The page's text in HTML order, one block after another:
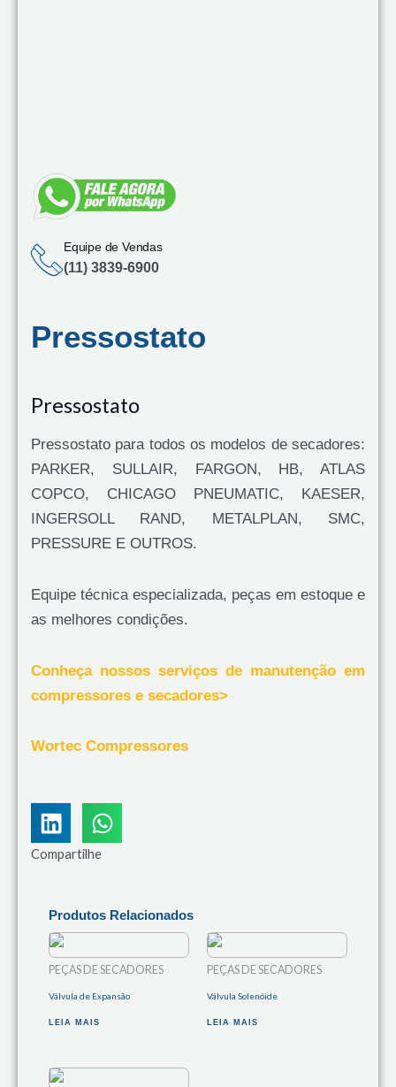
Equipe de Vendas
(11) 3839-6900
Pressostato
Pressostato
Pressostato para todos os modelos de secadores:
PARKER, SULLAIR, FARGON, HB, ATLAS
COPCO, CHICAGO PNEUMATIC, KAESER,
INGERSOLL RAND, METALPLAN, SMC,
PRESSURE E OUTROS.
Equipe técnica especializada, peças em estoque e
as melhores condições.
Conheça nossos serviços de manutenção em
compressores e secadores>
Wortec Compressores
Compartilhe
Produtos Relacionados
PEÇAS DE SECADORES
Válvula de Expansão
LEIA MAIS
PEÇAS DE SECADORES
Válvula Solenóide
LEIA MAIS